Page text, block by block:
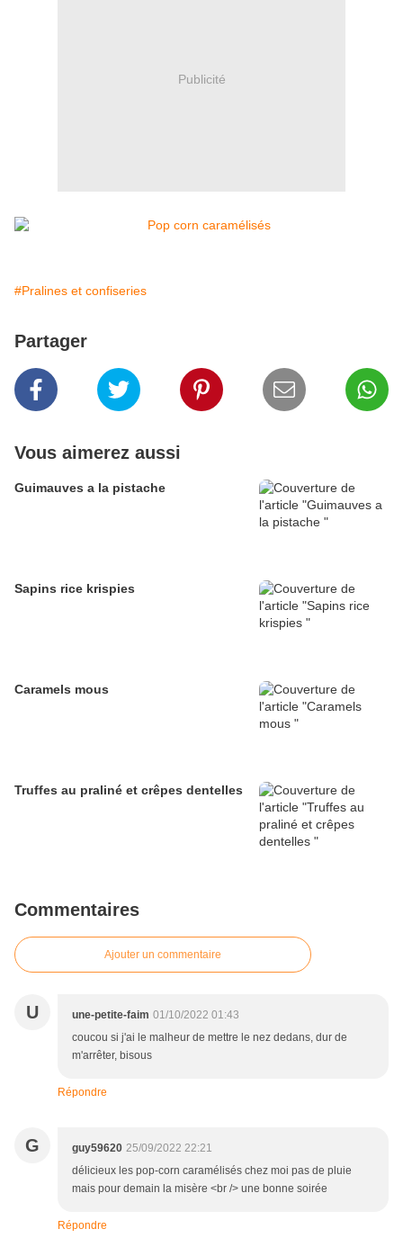
Publicité
#Pralines et confiseries
Partager
Vous aimerez aussi
Guimauves a la pistache
Sapins rice krispies
Caramels mous
Truffes au praliné et crêpes dentelles
Commentaires
Ajouter un commentaire
U une-petite-faim 01/10/2022 01:43
coucou si j'ai le malheur de mettre le nez dedans, dur de
m'arrêter, bisous
Répondre
G guy59620 25/09/2022 22:21
délicieux les pop-corn caramélisés chez moi pas de pluie
mais pour demain la misère <br /> une bonne soirée
Répondre